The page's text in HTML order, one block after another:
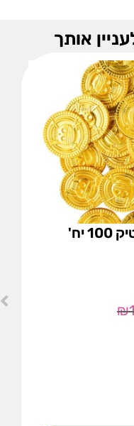
אותך
יח'
₪